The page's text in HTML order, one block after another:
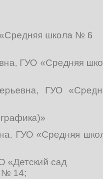
школа № 6
ГУО «Средняя
ГУО
ГУО «Средняя
«Детский сад
№ 14;